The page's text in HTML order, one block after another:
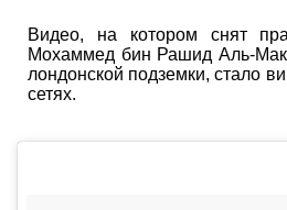
Видео, на котором снят
Мохаммед бин Рашид Аль-
лондонской подземки, стало
сетях.